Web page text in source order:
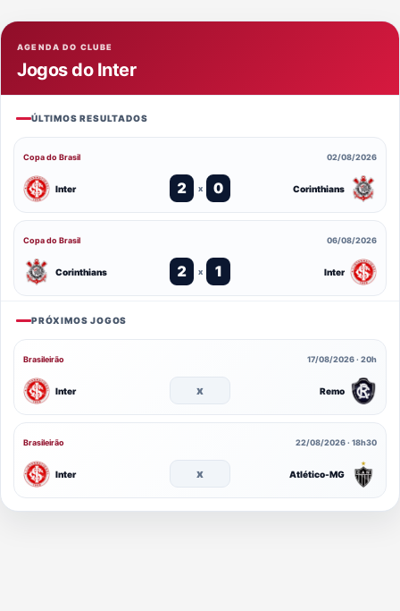
AGENDA DO CLUBE
Jogos do Inter
ÚLTIMOS RESULTADOS
Copa do Brasil 02/08/2026
Inter 2 x 0 Corinthians
Copa do Brasil 06/08/2026
Corinthians 2 x 1 Inter
PRÓXIMOS JOGOS
Brasileirão 17/08/2026 · 20h
Inter x Remo
Brasileirão 22/08/2026 · 18h30
Inter x Atlético-MG